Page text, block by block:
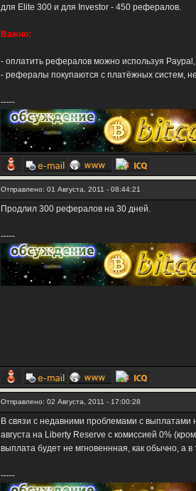
для Elite 300 и для Investor - 450 рефералов.
Важно:
- оплатить рефералов можно используя
- рефералы покупаются с платёжных систем,
-----
Отправлено: 01 Августа, 2011 - 08:44:21
Продлил 300 рефералов на 30 дней.
-----
Отправлено: 02 Августа, 2011 - 17:00:28
В связи с недавними проблемами с
августа на Liberty Reserve с комиссией 0%
выплата будет не мгновеннная, как обычно, а в
-----